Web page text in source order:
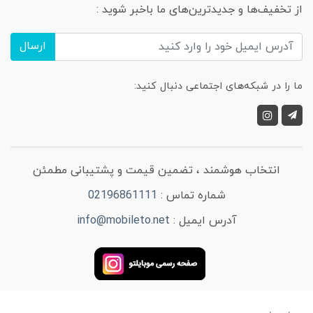
از تخفیف‌ها و جدیدترین‌های ما باخبر شوید :
ارسال
ما را در شبکه‌های اجتماعی دنبال کنید:
انتخاب هوشمند ، تضمین قیمت و پشتیبانی مطمئن
شماره تماس : 02196861111
آدرس ایمیل : info@mobileto.net